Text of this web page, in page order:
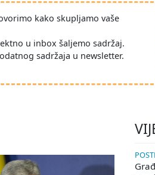
kako skupljamo vaše
u inbox šaljemo sadržaj.
sadržaja u newsletter.